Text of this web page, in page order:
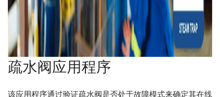
疏水阀应用程序​
该应用程序通过验证疏水阀是否处于故障模式来确定其在线